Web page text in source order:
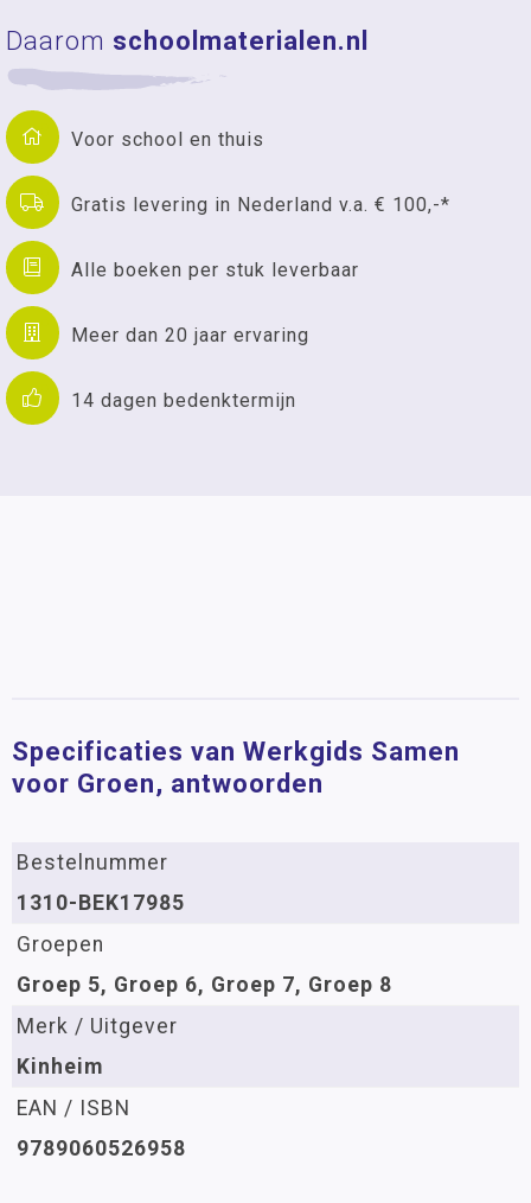
Daarom schoolmaterialen.nl
Voor school en thuis
Gratis levering in Nederland v.a. € 100,-*
Alle boeken per stuk leverbaar
Meer dan 20 jaar ervaring
14 dagen bedenktermijn
Specificaties van Werkgids Samen
voor Groen, antwoorden
Bestelnummer
1310-BEK17985
Groepen
Groep 5, Groep 6, Groep 7, Groep 8
Merk / Uitgever
Kinheim
EAN / ISBN
9789060526958